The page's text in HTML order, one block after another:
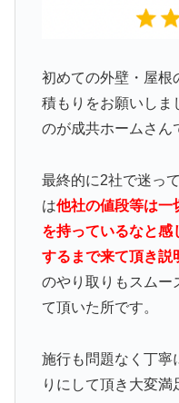
初めての外壁・屋根
積もりをお願いしま
のが成共ホームさん
最終的に2社で迷っ
は他社の値段等は一
を持っているなと感
するまで来て頂き説
のやり取りもスムー
て頂いた所です。
施行も問題なく丁寧
りにして頂き大変満